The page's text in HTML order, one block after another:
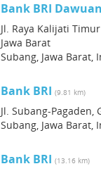
Bank BRI Dawuan
Jl. Raya Kalijati
Jawa Barat
Subang, Jawa Barat,
Bank BRI (9.81 km)
Jl. Subang-Pagaden,
Subang, Jawa Barat,
Bank BRI (13.16 km)